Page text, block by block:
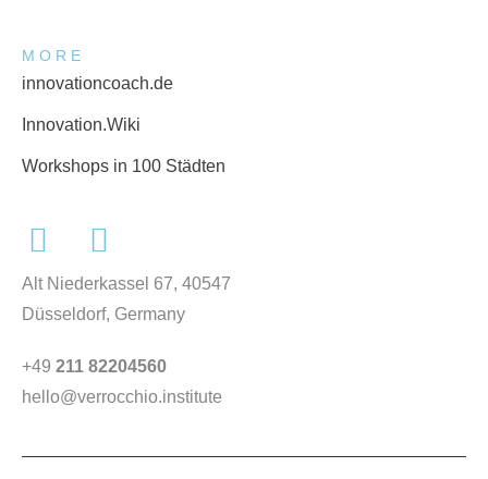
MORE
innovationcoach.de
Innovation.Wiki
Workshops in 100 Städten
Alt Niederkassel 67, 40547
Düsseldorf, Germany
+49 211 82204560
hello@verrocchio.institute